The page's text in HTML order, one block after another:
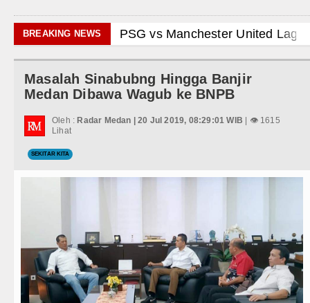
Politik
Olahraga
TIPS dan TRIK
+ Lainnya
BREAKING NEWS PSG vs Manchester United
Juventus vs Inter Milan
Real Madrid Tandang ke
Bupati Taput Sambut Kunjungan
Duta Genre Harus Jadi
Dugaan Penyimpangan Dana
Risiko Tertular HIV/AIDS Melalui
Bertekad Pulang Mantan PM
Masalah Sinabubng Hingga Banjir
Medan Dibawa Wagub ke BNPB
Oleh : Radar Medan | 20 Jul 2019, 08:29:01 WIB | 👁 1615
Lihat
SEKITAR KITA